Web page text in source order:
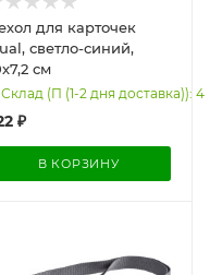
для карточек
светло-синий,
см
Склад (П (1-2 дня доставка)): 4
₽
В КОРЗИНУ